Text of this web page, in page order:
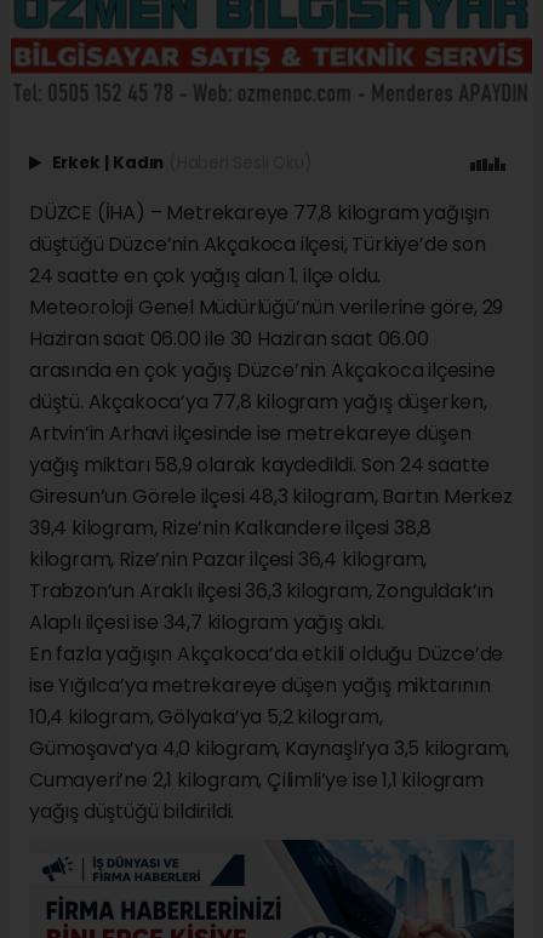
Erkek | Kadın
DÜZCE (İHA) – Metrekareye 77,8 kilogram yağışın
düştüğü Düzce’nin Akçakoca ilçesi, Türkiye’de son
24 saatte en çok yağış alan 1. ilçe oldu.
Meteoroloji Genel Müdürlüğü’nün verilerine göre, 29
Haziran saat 06.00 ile 30 Haziran saat 06.00
arasında en çok yağış Düzce’nin Akçakoca ilçesine
düştü. Akçakoca’ya 77,8 kilogram yağış düşerken,
Artvin’in Arhavi ilçesinde ise metrekareye düşen
yağış miktarı 58,9 olarak kaydedildi. Son 24 saatte
Giresun’un Görele ilçesi 48,3 kilogram, Bartın Merkez
39,4 kilogram, Rize’nin Kalkandere ilçesi 38,8
kilogram, Rize’nin Pazar ilçesi 36,4 kilogram,
Trabzon’un Araklı ilçesi 36,3 kilogram, Zonguldak’ın
Alaplı ilçesi ise 34,7 kilogram yağış aldı.
En fazla yağışın Akçakoca’da etkili olduğu Düzce’de
ise Yığılca’ya metrekareye düşen yağış miktarının
10,4 kilogram, Gölyaka’ya 5,2 kilogram,
Gümoşava’ya 4,0 kilogram, Kaynaşlı’ya 3,5 kilogram,
Cumayeri’ne 2,1 kilogram, Çilimli’ye ise 1,1 kilogram
yağış düştüğü bildirildi.